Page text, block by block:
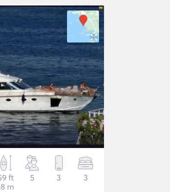
ft
m
5 3 3